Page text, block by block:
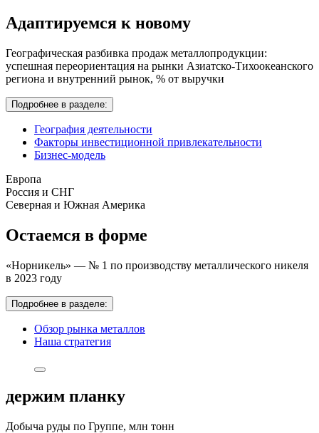
Адаптируемся к новому
Географическая разбивка продаж металлопродукции:
успешная переориентация на рынки Азиатско-Тихоокеанского
региона и внутренний рынок, % от выручки
Подробнее в разделе:
География деятельности
Факторы инвестиционной привлекательности
Бизнес-модель
Европа
Россия и СНГ
Северная и Южная Америка
Остаемся в форме
«Норникель» — № 1 по производству металлического никеля
в 2023 году
Подробнее в разделе:
Обзор рынка металлов
Наша стратегия
держим планку
Добыча руды по Группе, млн тонн